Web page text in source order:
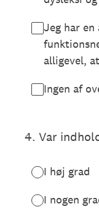
Jeg har en
alligevel,
Ingen af
4. Var
I høj grad
I nogen